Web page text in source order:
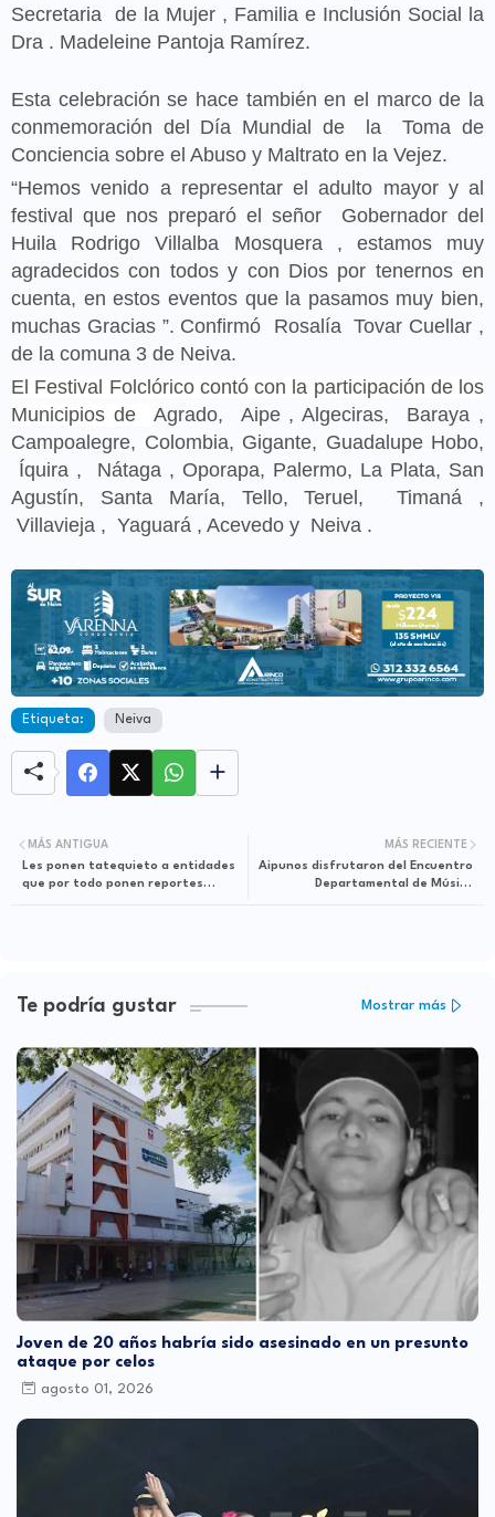
Secretaria de la Mujer , Familia e Inclusión Social la
Dra . Madeleine Pantoja Ramírez.
Esta celebración se hace también en el marco de la
conmemoración del Día Mundial de
la
Toma de
Conciencia sobre el Abuso y Maltrato en la Vejez.
“Hemos venido a representar el adulto mayor y al
festival que nos preparó el señor
Gobernador del
Huila Rodrigo Villalba Mosquera , estamos muy
agradecidos con todos y con Dios por tenernos en
cuenta, en estos eventos que la pasamos muy bien,
muchas Gracias ”. Confirmó Rosalía Tovar Cuellar ,
de la comuna 3 de Neiva.
El Festival Folclórico contó con la participación de los
Municipios de
Agrado, Aipe , Algeciras, Baraya ,
Campoalegre, Colombia, Gigante, Guadalupe Hobo,
Íquira , Nátaga , Oporapa, Palermo, La Plata, San
Agustín, Santa María, Tello, Teruel,
Timaná ,
Villavieja , Yaguará , Acevedo y Neiva .
Etiqueta: Neiva
MÁS RECIENTE
Aipunos disfrutaron del Encuentro
Departamental de Música
MÁS ANTIGUA
Les ponen tatequieto a entidades
que por todo ponen reportes
Te podría gustar Mostrar más
Joven de 20 años habría sido asesinado en un presunto
ataque por celos
agosto 01, 2026